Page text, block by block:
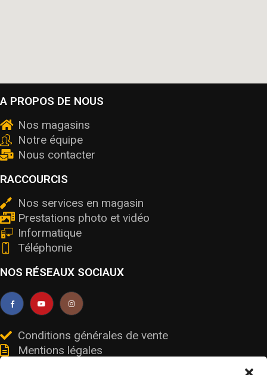
A PROPOS DE NOUS
Nos magasins
Notre équipe
Nous contacter
RACCOURCIS
Nos services en magasin
Prestations photo et vidéo
Informatique
Téléphonie
NOS RÉSEAUX SOCIAUX
Conditions générales de vente
Mentions légales